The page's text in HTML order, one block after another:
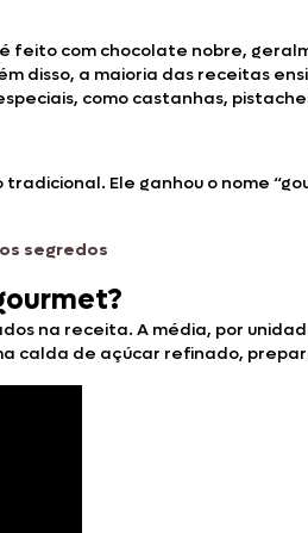
feito com chocolate nobre,
disso, a maioria das receitas
como castanhas,
Ele ganhou o nome
segredos
na receita. A média, por
calda de açúcar refinado,